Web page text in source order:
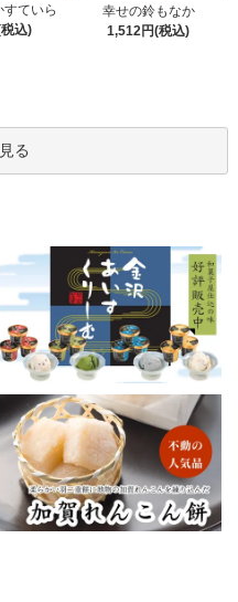
ていら
込)
幸せの鈴もなか
1,512円(税込)
る